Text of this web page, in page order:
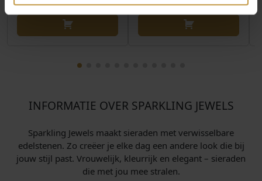
werkdag
werkdag
INFORMATIE OVER SPARKLING JEWELS
Sparkling Jewels maakt sieraden met verwisselbare
edelstenen. Zo creëer je elke dag een andere look die bij
jouw stijl past. Vrouwelijk, kleurrijk en elegant – sieraden
die met jou mee stralen.